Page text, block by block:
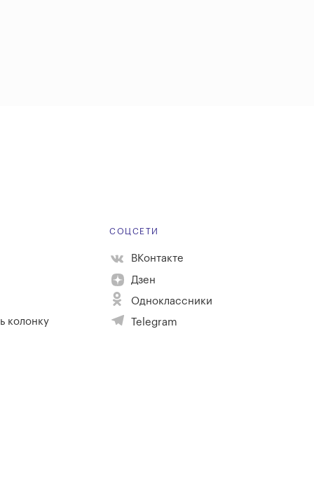
колонку
СОЦСЕТИ
ВКонтакте
Дзен
Одноклассники
Telegram